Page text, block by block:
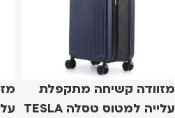
מזוודה קשיחה מתקפלת
עלייה למטוס טסלה TESLA